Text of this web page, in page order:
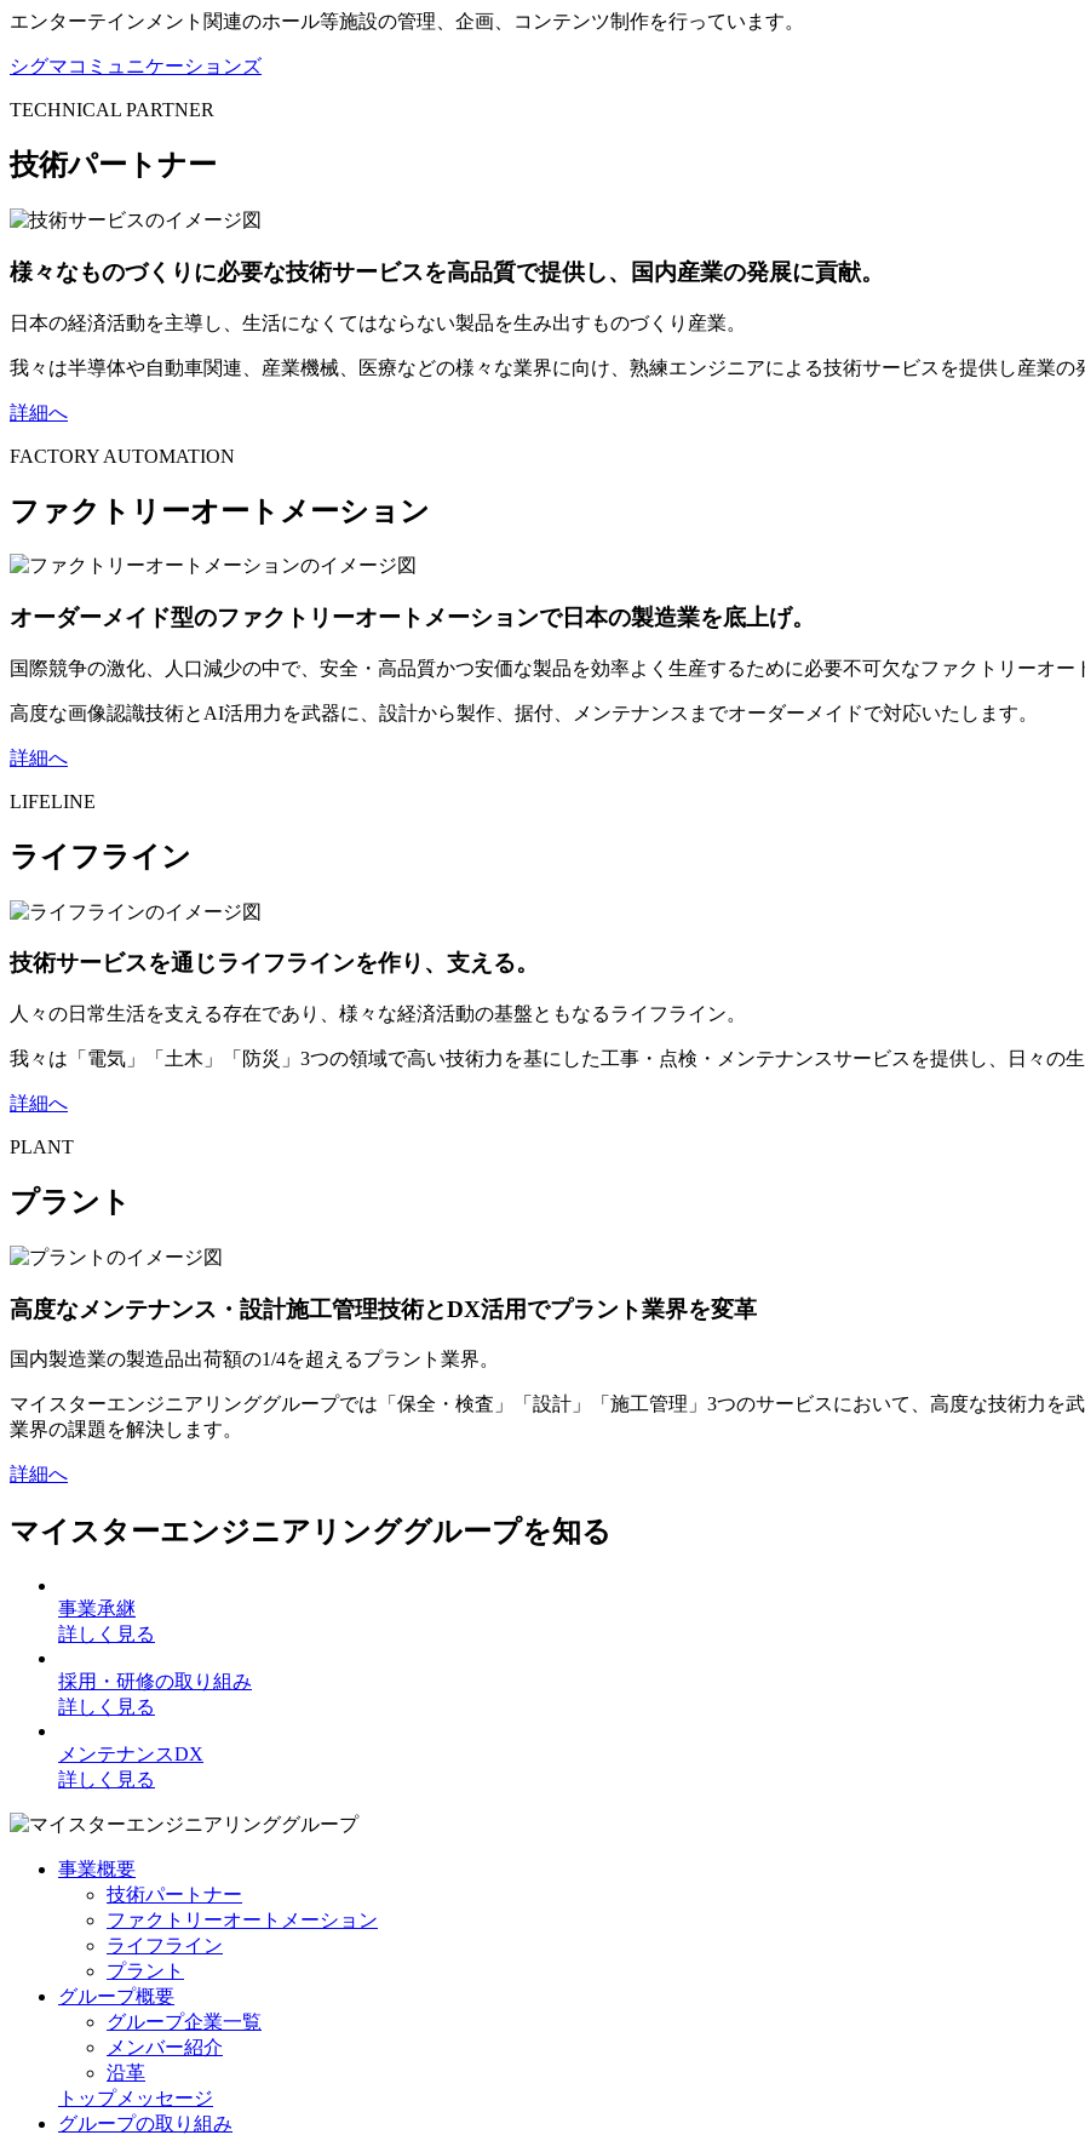
エンターテインメント関連のホール等施設の管理、企画、コンテンツ制作を行っています。
シグマコミュニケーションズ
TECHNICAL PARTNER
技術パートナー
様々なものづくりに必要な技術サービスを高品質で提供し、国内産業の発展に貢献。
日本の経済活動を主導し、生活になくてはならない製品を生み出すものづくり産業。
我々は半導体や自動車関連、産業機械、医療などの様々な業界に向け、熟練エンジニアによる技術サービスを提供し産業の
詳細へ
FACTORY AUTOMATION
ファクトリーオートメーション
オーダーメイド型のファクトリーオートメーションで日本の製造業を底上げ。
国際競争の激化、人口減少の中で、安全・高品質かつ安価な製品を効率よく生産するために必要不可欠なファクトリーオー
高度な画像認識技術とAI活用力を武器に、設計から製作、据付、メンテナンスまでオーダーメイドで対応いたします。
詳細へ
LIFELINE
ライフライン
技術サービスを通じライフラインを作り、支える。
人々の日常生活を支える存在であり、様々な経済活動の基盤ともなるライフライン。
我々は「電気」「土木」「防災」3つの領域で高い技術力を基にした工事・点検・メンテナンスサービスを提供し、日々の
詳細へ
PLANT
プラント
高度なメンテナンス・設計施工管理技術とDX活用でプラント業界を変革
国内製造業の製造品出荷額の1/4を超えるプラント業界。
マイスターエンジニアリンググループでは「保全・検査」「設計」「施工管理」3つのサービスにおいて、高度な技術力を
業界の課題を解決します。
詳細へ
マイスターエンジニアリンググループを知る
事業承継
詳しく見る
採用・研修の取り組み
詳しく見る
メンテナンスDX
詳しく見る
事業概要
技術パートナー
ファクトリーオートメーション
ライフライン
プラント
グループ概要
グループ企業一覧
メンバー紹介
沿革
トップメッセージ
グループの取り組み